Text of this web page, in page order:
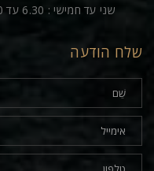
שני עד חמישי : 6.30 עד 17.00 שבת סגור
שלח הודעה